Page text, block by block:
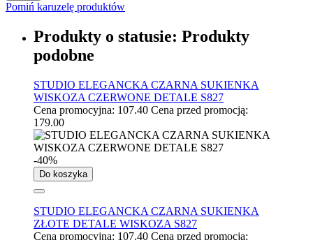
Pomiń karuzelę produktów
Produkty o statusie: Produkty
podobne
STUDIO ELEGANCKA CZARNA SUKIENKA
WISKOZA CZERWONE DETALE S827
Cena promocyjna: 107.40 Cena przed promocją:
179.00
-40%
Do koszyka
STUDIO ELEGANCKA CZARNA SUKIENKA
ZŁOTE DETALE WISKOZA S827
Cena promocyjna: 107.40 Cena przed promocją: